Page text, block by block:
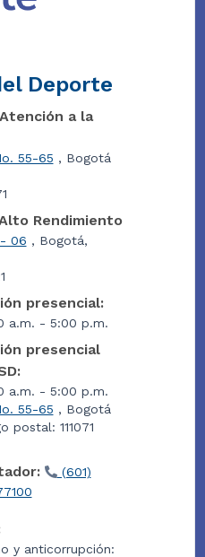
Deporte
a la
55-65 , Bogotá
Rendimiento
06 , Bogotá,
presencial:
a.m. - 5:00 p.m.
presencial
a.m. - 5:00 p.m.
55-65 , Bogotá
postal: 111071
(601)
y anticorrupción: